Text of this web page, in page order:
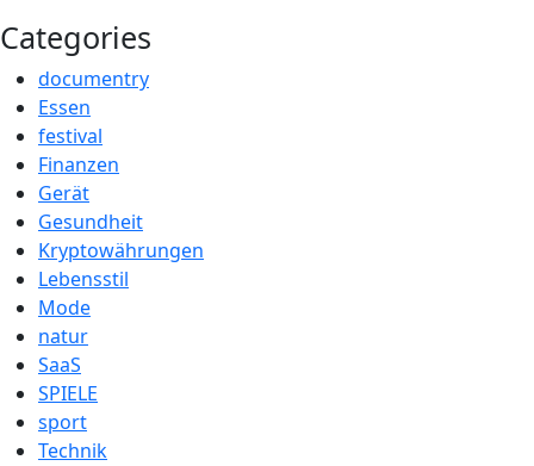
Categories
documentry
Essen
festival
Finanzen
Gerät
Gesundheit
Kryptowährungen
Lebensstil
Mode
natur
SaaS
SPIELE
sport
Technik